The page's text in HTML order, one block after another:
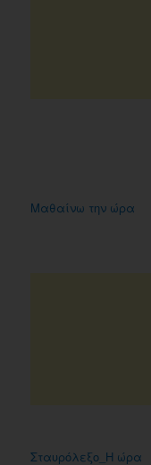
Μαθαίνω την ώρα
Σταυρόλεξο_Η ώρα